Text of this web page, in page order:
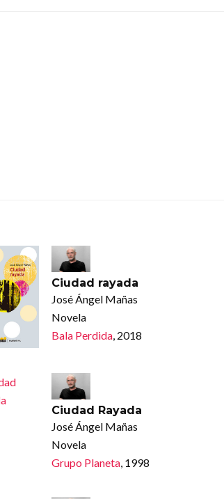
Ciudad rayada
José Ángel Mañas
Novela
Bala Perdida, 2018
Ciudad Rayada
José Ángel Mañas
Novela
Grupo Planeta, 1998